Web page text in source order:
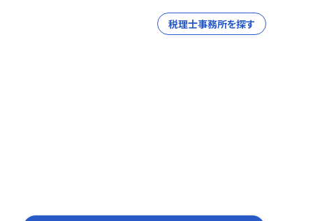
税理士事務所を探す